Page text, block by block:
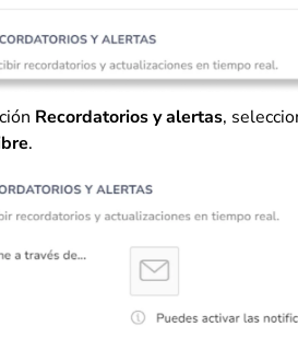
Recordatorios y alertas,
.